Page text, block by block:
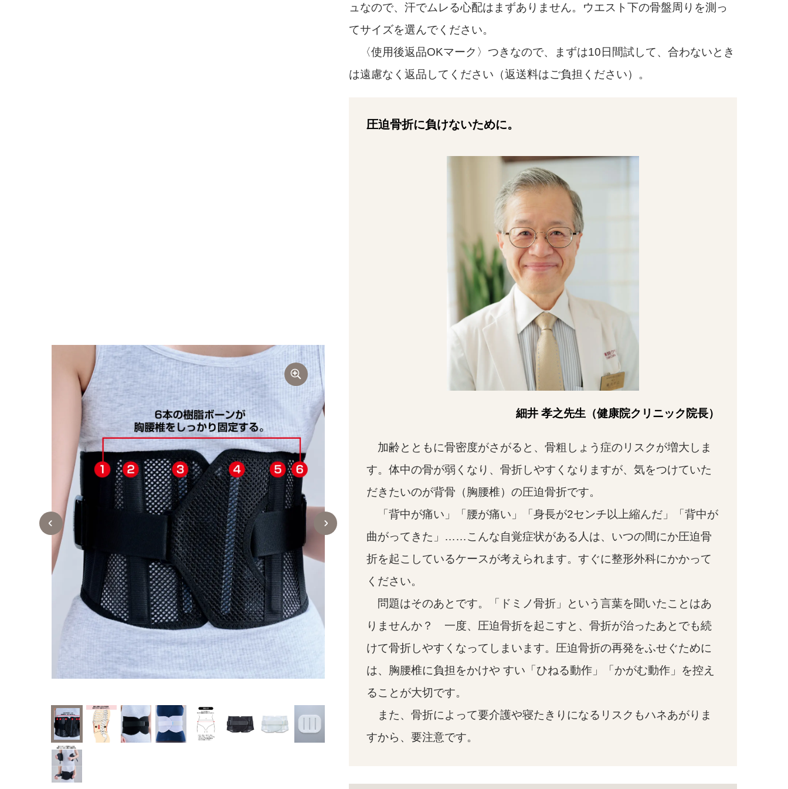
ュなので、汗でムレる心配はまずありません。ウエスト下の骨盤周りを測っ
てサイズを選んでください。
〈使用後返品OKマーク〉つきなので、まずは10日間試して、合わないとき
は遠慮なく返品してください（返送料はご負担ください）。
圧迫骨折に負けないために。
細井 孝之先生（健康院クリニック院長）
加齢とともに骨密度がさがると、骨粗しょう症のリスクが増大しま
す。体中の骨が弱くなり、骨折しやすくなりますが、気をつけていた
だきたいのが背骨（胸腰椎）の圧迫骨折です。
「背中が痛い」「腰が痛い」「身長が2センチ以上縮んだ」「背中が
曲がってきた」……こんな自覚症状がある人は、いつの間にか圧迫骨
折を起こしているケースが考えられます。すぐに整形外科にかかって
ください。
問題はそのあとです。「ドミノ骨折」という言葉を聞いたことはあ
りませんか？ 一度、圧迫骨折を起こすと、骨折が治ったあとでも続
けて骨折しやすくなってしまいます。圧迫骨折の再発をふせぐために
は、胸腰椎に負担をかけや すい「ひねる動作」「かがむ動作」を控え
ることが大切です。
また、骨折によって要介護や寝たきりになるリスクもハネあがりま
すから、要注意です。